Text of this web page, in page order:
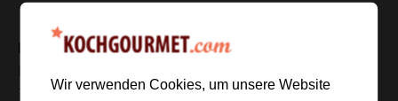
Nährwerte
Tierische Eiweiße gelten oft als hochwertiger, da sie
Wir verwenden Cookies, um unsere Website